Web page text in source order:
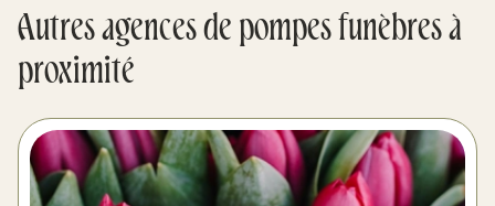
Autres agences de pompes funèbres à
proximité